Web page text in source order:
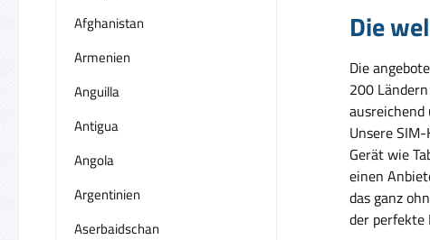
Afghanistan
Armenien
Anguilla
Antigua
Angola
Argentinien
Aserbaidschan
Die
Die
200
Unsere
Gerät wie
einen
das ganz
der perfekte